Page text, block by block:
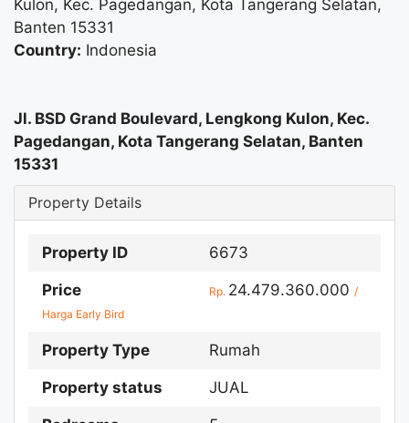
Kulon, Kec. Pagedangan, Kota Tangerang Selatan,
Banten 15331
Country: Indonesia
Jl. BSD Grand Boulevard, Lengkong Kulon, Kec.
Pagedangan, Kota Tangerang Selatan, Banten
15331
Property Details
Property ID 6673
Price Rp. 24.479.360.000 /
Harga Early Bird
Property Type Rumah
Property status JUAL